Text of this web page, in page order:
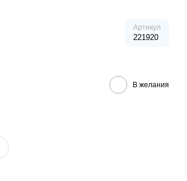
Артикул
221920
В желания